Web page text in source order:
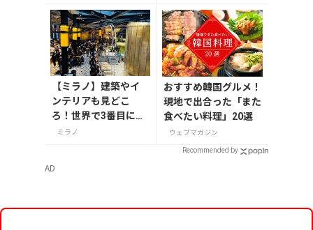
【ミラノ】建築やイ
ンテリアも見どこ
ろ！世界で3番目にオ
ープンしたスターバ
ミラノ
おすすめ韓国グルメ！
現地で出合った「また
食べたい料理」20選
ウェブマガジン
Recommended by
AD